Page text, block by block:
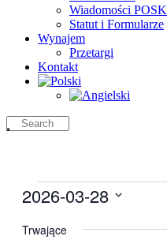
Wiadomości POSK
Statut i Formularze
Wynajem
Przetargi
Kontakt
Wydarzenia
for
28
marca,
2026-03-28
datę.
Trwające